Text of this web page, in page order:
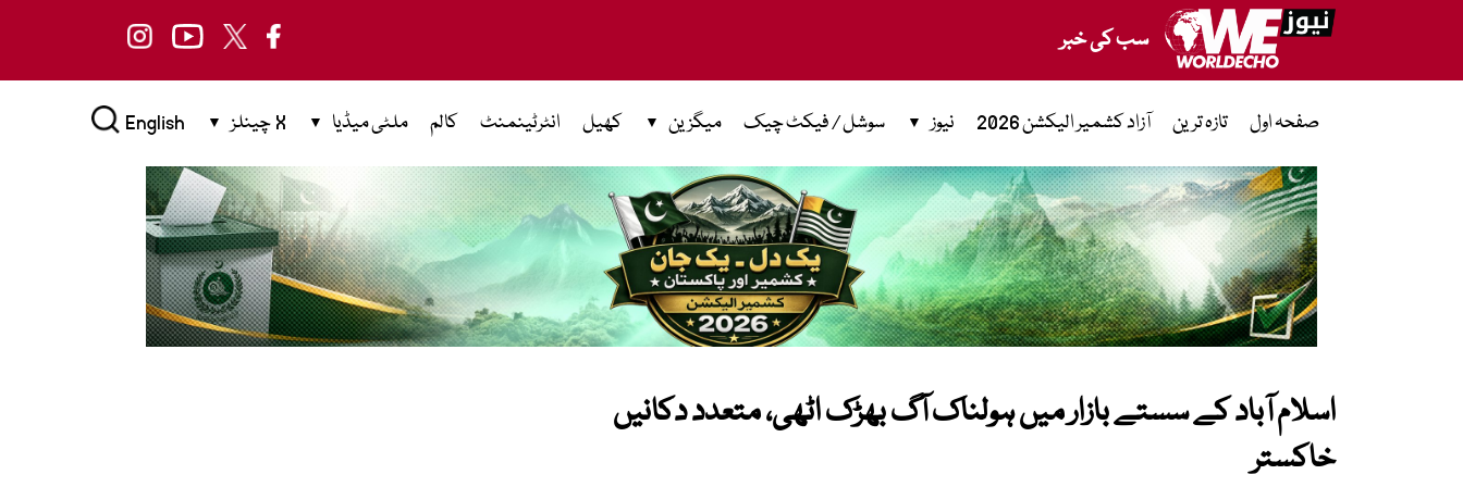
سب کی خبر
صفحہ اول تازہ ترین آزاد کشمیر الیکشن 2026 نیوز سوشل / فیکٹ چیک میگزین کھیل انٹرٹینمنٹ کالم ملٹی میڈیا X چینلز English
اسلام آباد کے سستے بازار میں ہولناک آگ بھڑک اٹھی، متعدد دکانیں
خاکستر